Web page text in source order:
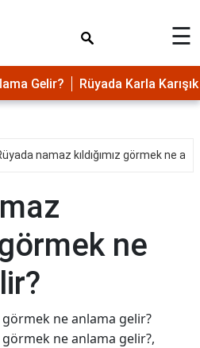
☰
Gelir? Rüyada Karla
namaz kıldığımız görmek ne
görmek ne
görmek ne anlama gelir?
görmek ne anlama gelir?,